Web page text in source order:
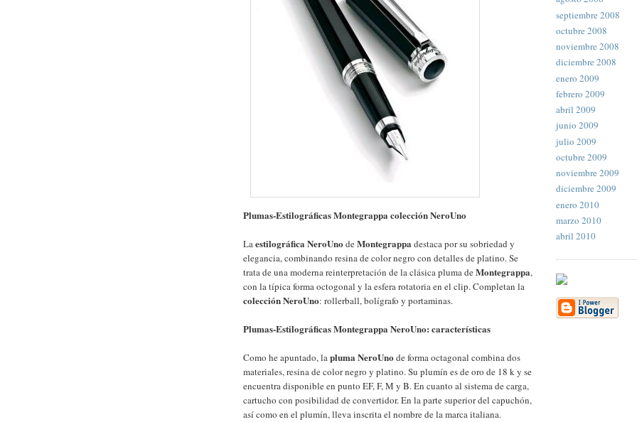
Plumas-Estilográficas Montegrappa colección NeroUno
Laestilográfica NeroUno deMontegrappa destaca por su sobriedad y
elegancia, combinando resina de color negro con detalles de platino. Se
trata de una moderna reinterpretación de la clásica pluma deMontegrappa,
con la típica forma octogonal y la esfera rotatoria en el clip. Completan la
colección NeroUno: rollerball, bolígrafo y portaminas.
Plumas-Estilográficas Montegrappa NeroUno: características
Como he apuntado, lapluma NeroUno de forma octagonal combina dos
materiales, resina de color negro y platino. Su plumín es de oro de 18 k y se
encuentra disponible en punto EF, F, M y B. En cuanto al sistema de carga,
cartucho con posibilidad de convertidor. En la parte superior del capuchón,
así como en el plumín, lleva inscrita el nombre de la marca italiana.
septiembre 2008
octubre 2008
noviembre 2008
diciembre 2008
enero 2009
febrero 2009
abril 2009
junio 2009
julio 2009
octubre 2009
noviembre 2009
diciembre 2009
enero 2010
marzo 2010
abril 2010